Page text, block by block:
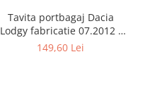
Tavita portbagaj Dacia
Lodgy fabricatie 07.2012 -
prezent (7 locuri)
149,60 Lei